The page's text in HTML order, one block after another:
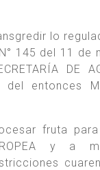
lo
145 del 11 de
DE
del entonces
fruta
y a